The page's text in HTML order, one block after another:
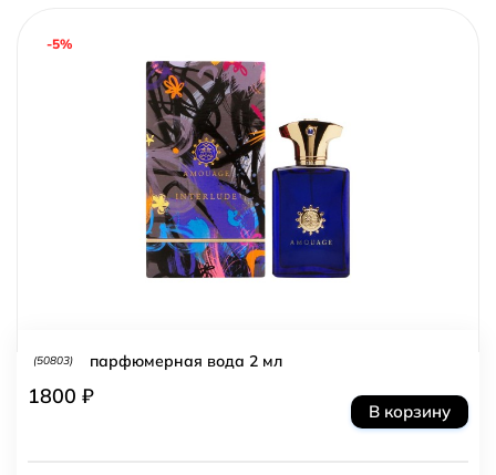
-5%
(50803) парфюмерная вода 2 мл
1800 ₽
В корзину